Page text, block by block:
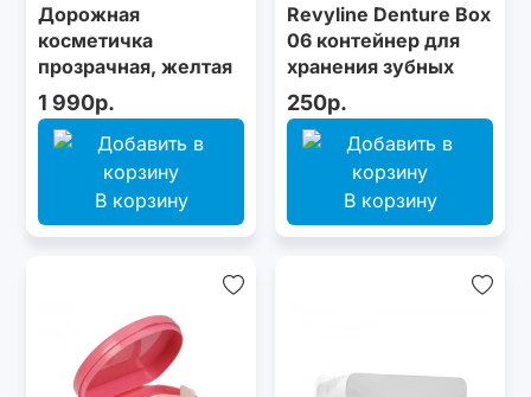
Дорожная
косметичка
прозрачная, желтая
1 990р.
В корзину
Revyline Denture Box
06 контейнер для
хранения зубных
конструкций
250р.
В корзину